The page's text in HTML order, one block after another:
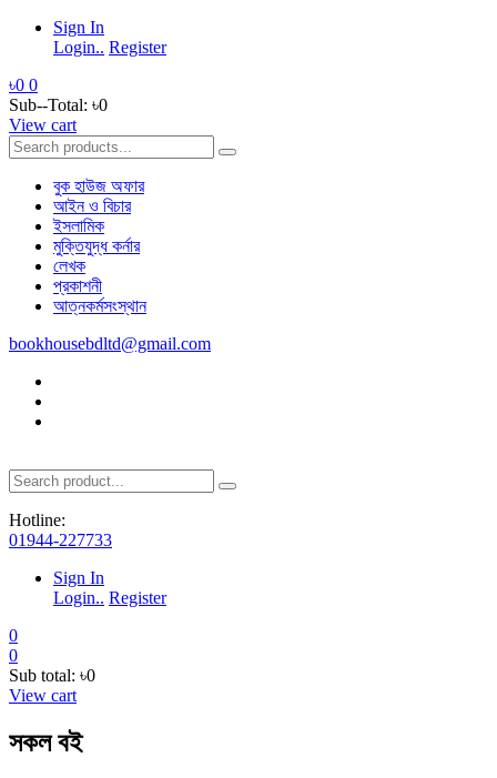
Sign In
Login.. Register
৳0 0
Sub--Total: ৳0
View cart
বুক হাউজ অফার
আইন ও বিচার
ইসলামিক
মুক্তিযুদ্ধ কর্নার
লেখক
প্রকাশনী
আত্নকর্মসংস্থান
bookhousebdltd@gmail.com
Hotline:
01944-227733
Sign In
Login.. Register
0
0
Sub total: ৳0
View cart
সকল বই